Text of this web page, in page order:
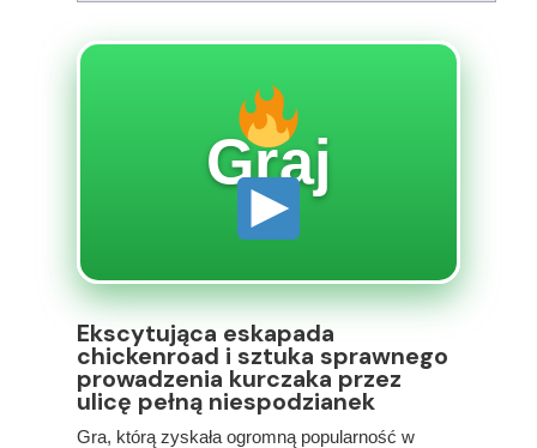
Graj
Ekscytująca eskapada
chickenroad i sztuka sprawnego
prowadzenia kurczaka przez
ulicę pełną niespodzianek
Gra, którą zyskała ogromną popularność w